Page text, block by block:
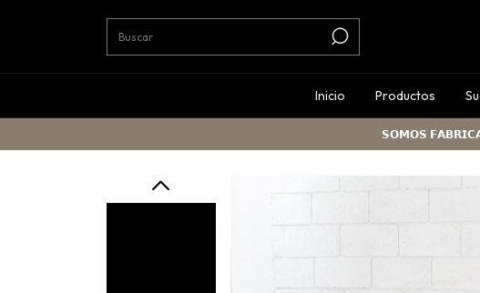
Inicio Productos
𝗦𝗢𝗠𝗢𝗦